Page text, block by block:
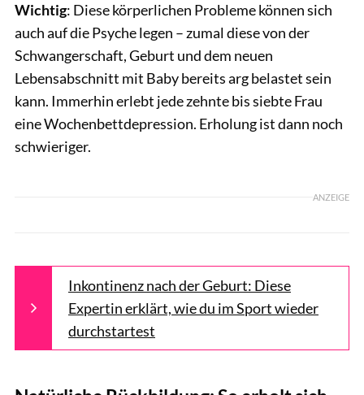
Wichtig: Diese körperlichen Probleme können sich
auch auf die Psyche legen – zumal diese von der
Schwangerschaft, Geburt und dem neuen
Lebensabschnitt mit Baby bereits arg belastet sein
kann. Immerhin erlebt jede zehnte bis siebte Frau
eine Wochenbettdepression. Erholung ist dann noch
schwieriger.
ANZEIGE
Inkontinenz nach der Geburt: Diese
Expertin erklärt, wie du im Sport wieder
durchstartest